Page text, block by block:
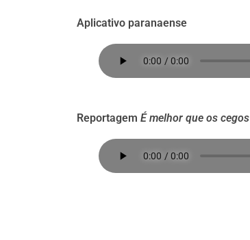
Aplicativo paranaense
Reportagem É melhor que os